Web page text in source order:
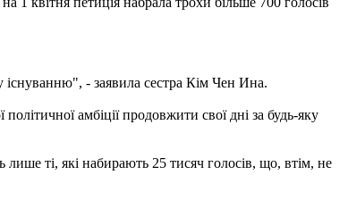
існуванню", - заявила сестра Кім Чен Ина.
амбіції продовжити свої дні за будь-яку
ті, які набирають 25 тисяч голосів, що, втім, не